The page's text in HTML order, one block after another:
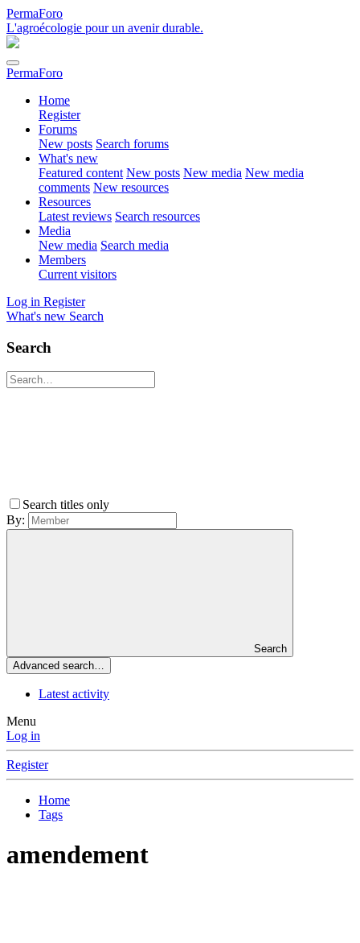
PermaForo
L'agroécologie pour un avenir durable.
PermaForo
Home
Register
Forums
New posts Search forums
What's new
Featured content New posts New media New media
comments New resources
Resources
Latest reviews Search resources
Media
New media Search media
Members
Current visitors
Log in Register
What's new Search
Search
Search titles only
By:
Search
Advanced search…
Latest activity
Menu
Log in
Register
Home
Tags
amendement